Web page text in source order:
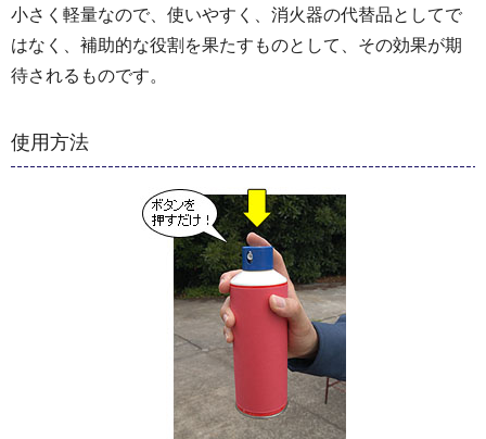
小さく軽量なので、使いやすく、消火器の代替品としてで
はなく、補助的な役割を果たすものとして、その効果が期
待されるものです。
使用方法